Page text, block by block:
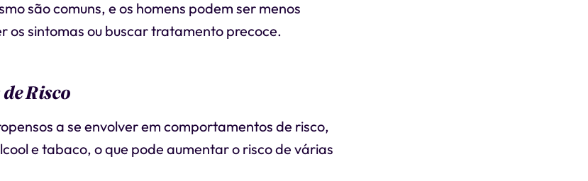
são comuns, e os homens podem ser menos
os sintomas ou buscar tratamento precoce.
Risco
a se envolver em comportamentos de risco,
e tabaco, o que pode aumentar o risco de várias